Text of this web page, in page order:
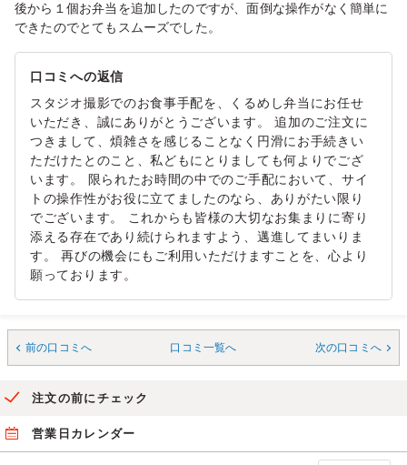
後から１個お弁当を追加したのですが、面倒な操作がなく簡単に
できたのでとてもスムーズでした。
口コミへの返信
スタジオ撮影でのお食事手配を、くるめし弁当にお任せ
いただき、誠にありがとうございます。 追加のご注文に
つきまして、煩雑さを感じることなく円滑にお手続きい
ただけたとのこと、私どもにとりましても何よりでござ
います。 限られたお時間の中でのご手配において、サイ
トの操作性がお役に立てましたのなら、ありがたい限り
でございます。 これからも皆様の大切なお集まりに寄り
添える存在であり続けられますよう、邁進してまいりま
す。 再びの機会にもご利用いただけますことを、心より
願っております。
前の口コミへ 口コミ一覧へ 次の口コミへ
注文の前にチェック
営業日カレンダー